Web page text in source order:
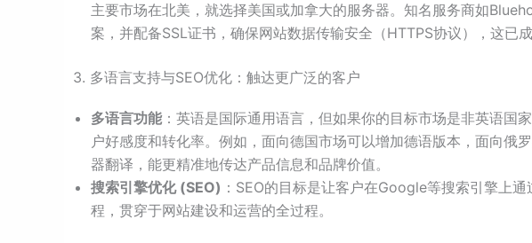
主要市场在北美，就选择美国或加拿大的服务器。知名服务商如
案，并配备SSL证书，确保网站数据传输安全（HTTPS协议），这已
3. 多语言支持与SEO优化：触达更广泛的客户
多语言功能：英语是国际通用语言，但如果你的目标市场是非英语国
户好感度和转化率。例如，面向德国市场可以增加德语版本，面向俄
器翻译，能更精准地传达产品信息和品牌价值。
搜索引擎优化 (SEO) ：SEO的目标是让客户在Google等搜索引擎上
程，贯穿于网站建设和运营的全过程。